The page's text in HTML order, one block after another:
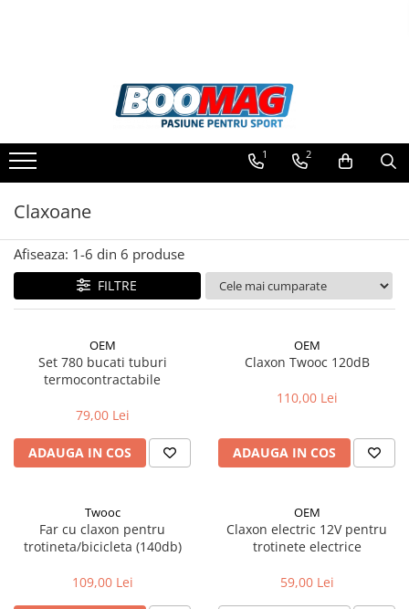
Biciclete copii
Biciclete electrice
Biciclete de oras
Biciclete pliabile
Biciclete de trekking
si Gravel
Scaun bicicleta copii
Portbagaj bicicleta
Antifurt bicicleta
1 2
Claxoane
Afiseaza: 1-6 din 6 produse
FILTRE
OEM
Set 780 bucati tuburi
termocontractabile
79,00 Lei
ADAUGA IN COS
OEM
Claxon Twooc 120dB
110,00 Lei
ADAUGA IN COS
Twooc
Far cu claxon pentru
trotineta/bicicleta (140db)
109,00 Lei
OEM
Claxon electric 12V pentru
trotinete electrice
59,00 Lei